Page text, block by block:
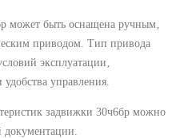
может быть оснащена ручным‚
приводом. Тип привода
эксплуатации‚
управления.
задвижки 30ч6бр можно
документации.